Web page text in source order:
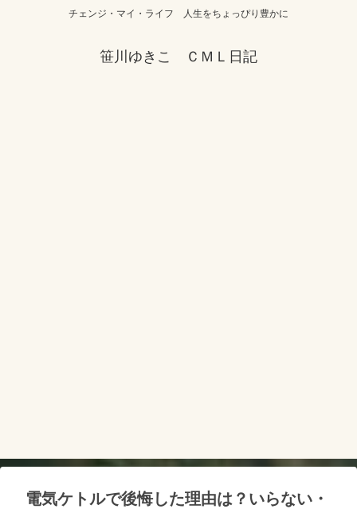
チェンジ・マイ・ライフ 人生をちょっぴり豊かに
笹川ゆきこ ＣＭＬ日記
電気ケトルで後悔した理由は？いらない・